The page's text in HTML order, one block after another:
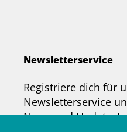
Newsletterservice
Registriere dich für
Newsletterservice
News und Updates!